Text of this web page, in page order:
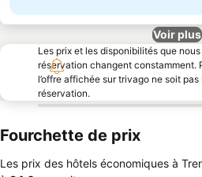
Voir plus
Les prix et les disponibilités que
réservation changent constamment.
l’offre affichée sur trivago ne soit
réservation.
Fourchette de prix
Les prix des hôtels économiques à